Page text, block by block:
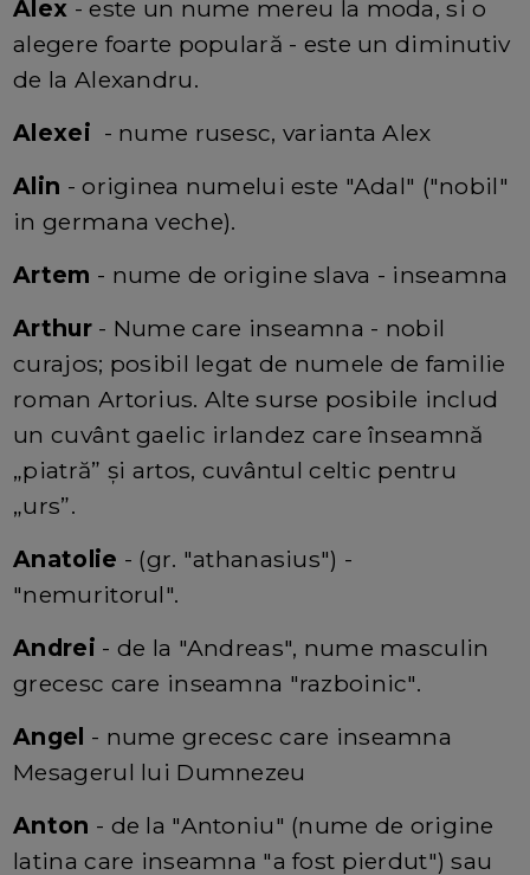
Alex - este un nume mereu la moda, si o
alegere foarte populară - este un diminutiv
de la Alexandru.
Alexei - nume rusesc, varianta Alex
Alin - originea numelui este "Adal" ("nobil"
in germana veche).
Artem - nume de origine slava - inseamna
Arthur - Nume care inseamna - nobil
curajos; posibil legat de numele de familie
roman Artorius. Alte surse posibile includ
un cuvânt gaelic irlandez care înseamnă
„piatră” și artos, cuvântul celtic pentru
„urs”.
Anatolie - (gr. "athanasius") -
"nemuritorul".
Andrei - de la "Andreas", nume masculin
grecesc care inseamna "razboinic".
Angel - nume grecesc care inseamna
Mesagerul lui Dumnezeu
Anton - de la "Antoniu" (nume de origine
latina care inseamna "a fost pierdut") sau